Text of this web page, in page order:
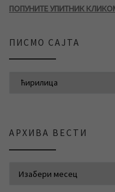
ПОПУНИТЕ УПИТНИК
ПИСМО САЈТА
АРХИВА ВЕСТИ